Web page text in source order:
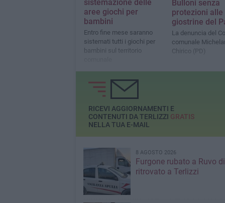
sistemazione delle
aree giochi per
bambini
Entro fine mese saranno
sistemati tutti i giochi per
bambini sul territorio
Bulloni senza
protezioni alle
giostrine del
La denuncia del
comunale
Chirico (PD)
RICEVI AGGIORNAMENTI E
CONTENUTI DA TERLIZZI GRATIS
NELLA TUA E-MAIL
8 AGOSTO 2026
Furgone rubato a Ruvo
ritrovato a Terlizzi